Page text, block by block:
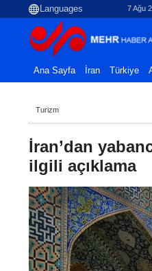
7 Ağu
Ana Sayfa İran Türkiye
Turizm
İran’dan
ilgili açıklama